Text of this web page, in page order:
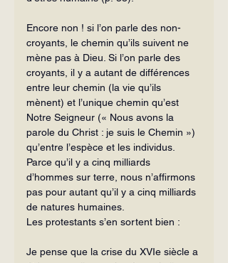
Encore non ! si l’on parle des non-
croyants, le chemin qu’ils suivent ne
mène pas à Dieu. Si l’on parle des
croyants, il y a autant de différences
entre leur chemin (la vie qu’ils
mènent) et l’unique chemin qu’est
Notre Seigneur (« Nous avons la
parole du Christ : je suis le Chemin »)
qu’entre l’espèce et les individus.
Parce qu’il y a cinq milliards
d’hommes sur terre, nous n’affirmons
pas pour autant qu’il y a cinq milliards
de natures hu­maines.
Les protestants s’en sortent bien :
Je pense que la crise du XVIe siècle a